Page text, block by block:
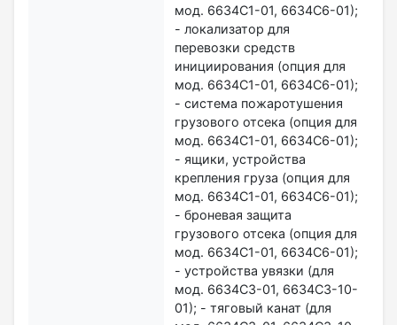
мод. 6634С1-01, 6634С6-01);
- локализатор для
перевозки средств
инициирования (опция для
мод. 6634С1-01, 6634С6-01);
- система пожаротушения
грузового отсека (опция для
мод. 6634С1-01, 6634С6-01);
- ящики, устройства
крепления груза (опция для
мод. 6634С1-01, 6634С6-01);
- броневая защита
грузового отсека (опция для
мод. 6634С1-01, 6634С6-01);
- устройства увязки (для
мод. 6634С3-01, 6634С3-10-
01); - тяговый канат (для